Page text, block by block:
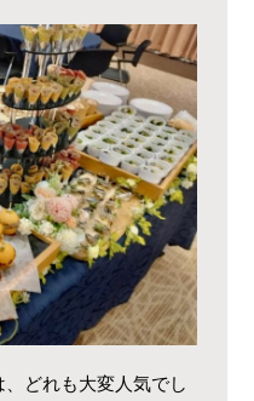
どれも大変人気でし